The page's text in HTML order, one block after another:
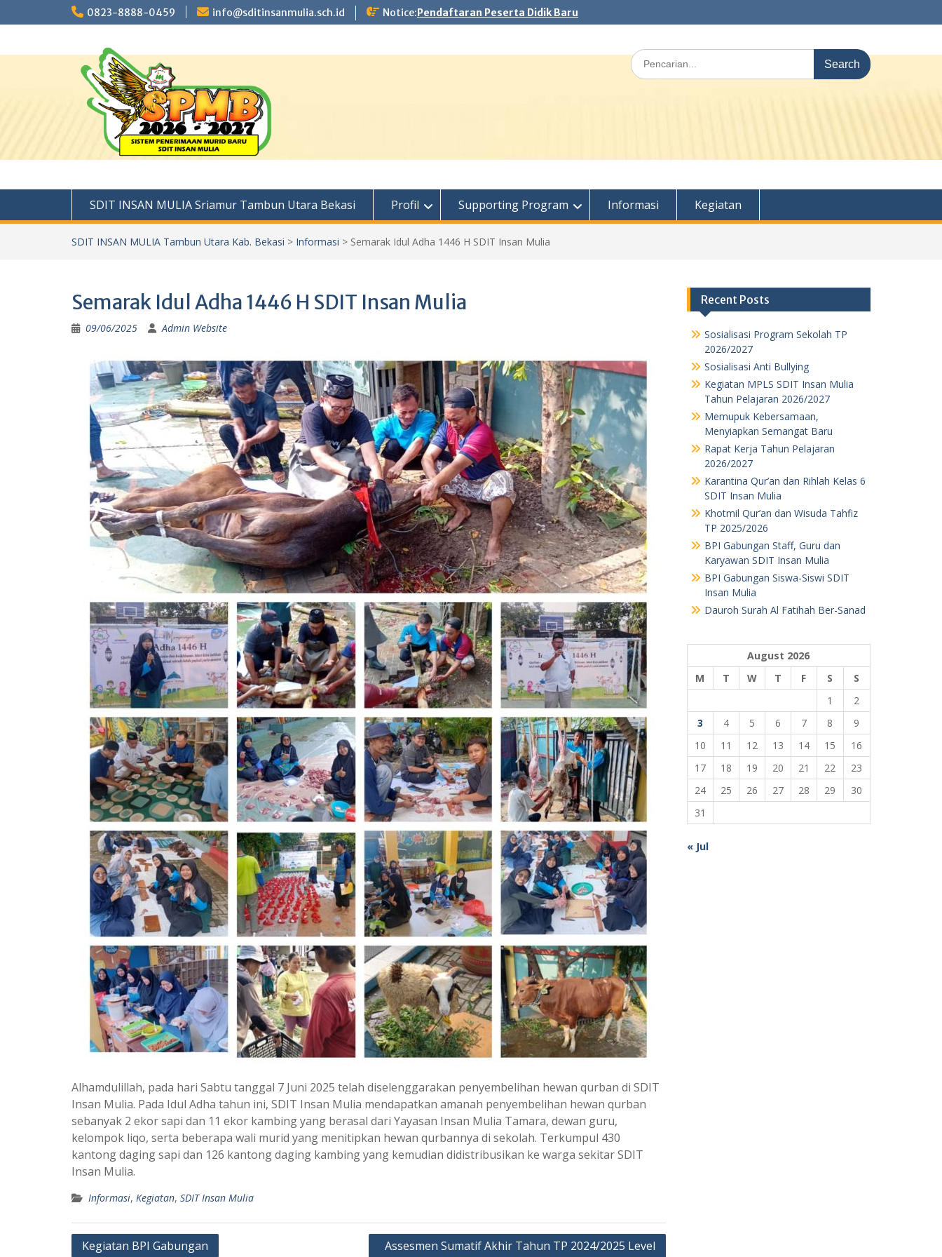
to
0823-8888-0459 info@sditinsanmulia.sch.id Notice:Pendaftaran Peserta Didik Baru
Search
for:
SDIT INSAN MULIA Sriamur Tambun Utara Bekasi Profil Supporting Program Informasi Kegiatan
SDIT INSAN MULIA Tambun Utara Kab. Bekasi > Informasi > Semarak Idul Adha 1446 H SDIT Insan Mulia
Semarak Idul Adha 1446 H SDIT Insan Mulia
09/06/2025 Admin Website
Alhamdulillah, pada hari Sabtu tanggal 7 Juni 2025 telah diselenggarakan penyembelihan hewan qurban di SDIT
Insan Mulia. Pada Idul Adha tahun ini, SDIT Insan Mulia mendapatkan amanah penyembelihan hewan qurban
sebanyak 2 ekor sapi dan 11 ekor kambing yang berasal dari Yayasan Insan Mulia Tamara, dewan guru,
kelompok liqo, serta beberapa wali murid yang menitipkan hewan qurbannya di sekolah. Terkumpul 430
kantong daging sapi dan 126 kantong daging kambing yang kemudian didistribusikan ke warga sekitar SDIT
Insan Mulia.
Informasi, Kegiatan, SDIT Insan Mulia
Post
Kegiatan BPI Gabungan
Assesmen Sumatif Akhir Tahun TP 2024/2025 Level
Recent Posts
Sosialisasi Program Sekolah TP
2026/2027
Sosialisasi Anti Bullying
Kegiatan MPLS SDIT Insan Mulia
Tahun Pelajaran 2026/2027
Memupuk Kebersamaan,
Menyiapkan Semangat Baru
Rapat Kerja Tahun Pelajaran
2026/2027
Karantina Qur’an dan Rihlah Kelas 6
SDIT Insan Mulia
Khotmil Qur’an dan Wisuda Tahfiz
TP 2025/2026
BPI Gabungan Staff, Guru dan
Karyawan SDIT Insan Mulia
BPI Gabungan Siswa-Siswi SDIT
Insan Mulia
Dauroh Surah Al Fatihah Ber-Sanad
August 2026
M
T W T F S
S
1
2
3
4 5 6 7 8
9
10
11 12 13 14 15
16
17
18 19 20 21 22
23
24
25 26 27 28 29
30
31
« Jul